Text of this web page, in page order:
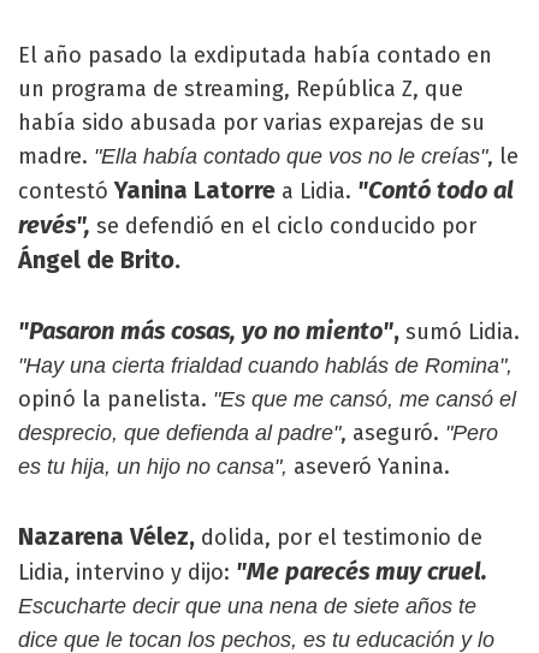
El año pasado la exdiputada había contado en
un programa de streaming, República Z, que
había sido abusada por varias exparejas de su
madre. "Ella había contado que vos no le creías", le
contestó Yanina Latorre a Lidia. "Contó todo al
revés", se defendió en el ciclo conducido por
Ángel de Brito.
"Pasaron más cosas, yo no miento", sumó Lidia.
"Hay una cierta frialdad cuando hablás de Romina",
opinó la panelista. "Es que me cansó, me cansó el
desprecio, que defienda al padre", aseguró. "Pero
es tu hija, un hijo no cansa", aseveró Yanina.
Nazarena Vélez, dolida, por el testimonio de
Lidia, intervino y dijo: "Me parecés muy cruel.
Escucharte decir que una nena de siete años te
dice que le tocan los pechos, es tu educación y lo